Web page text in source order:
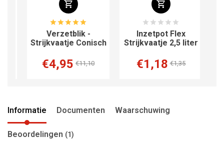
Verzetblik -
Strijkvaatje Conisch
€4,95 €11,10
Inzetpot Flex
Strijkvaatje 2,5 liter
€1,18 €1,35
Informatie Documenten Waarschuwing
Beoordelingen (1)